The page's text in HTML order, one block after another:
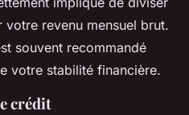
revenu mensuel brut.
souvent recommandé
votre stabilité financière.
crédit